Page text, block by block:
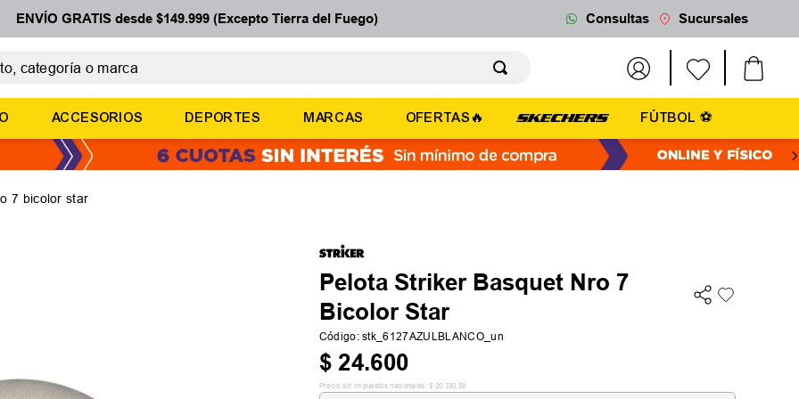
ENVÍO GRATIS desde $149.999 (Excepto Tierra del Fuego) Consultas Sucursales
MÁS BUSCADOS
basquet
zapatillas mujer
ACCESORIOS DEPORTES MARCAS OFERTAS🔥 FÚTBOL ⚽
7 bicolor star
Pelota Striker Basquet Nro 7
Bicolor Star
Código:stk_6127AZULBLANCO_un
$ 24.600
Precio sin impuestos nacionales: $ 20.330 ,58